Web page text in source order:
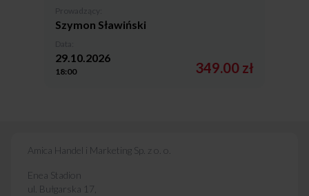
Szymon Sławiński
29.10.2026
18:00 349.00 zł
Amica Handel i Marketing Sp. z o. o.
Enea Stadion
ul. Bułgarska 17,